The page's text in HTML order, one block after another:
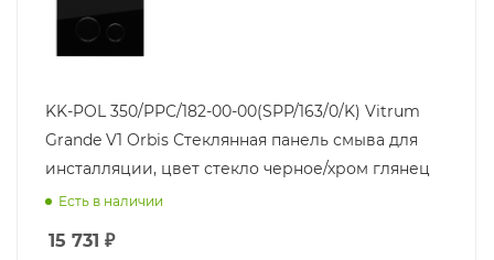
KK-POL 350/PPC/182-00-00(SPP/163/0/K) Vitrum
Grande V1 Orbis Стеклянная панель смыва для
инсталляции, цвет стекло черное/хром глянец
Есть в наличии
15 731 ₽